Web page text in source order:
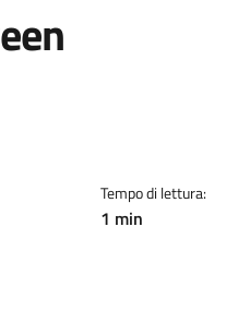
Tempo di lettura:
1 min